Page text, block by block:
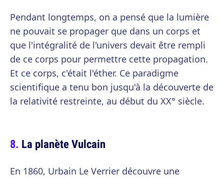
Pendant longtemps, on a pensé que la lumière
ne pouvait se propager que dans un corps et
que l'intégralité de l'univers devait être rempli
de ce corps pour permettre cette propagation.
Et ce corps, c'était l'éther. Ce paradigme
scientifique a tenu bon jusqu'à la découverte de
la relativité restreinte, au début du XX° siècle.
La planète Vulcain
En 1860, Urbain Le Verrier découvre une